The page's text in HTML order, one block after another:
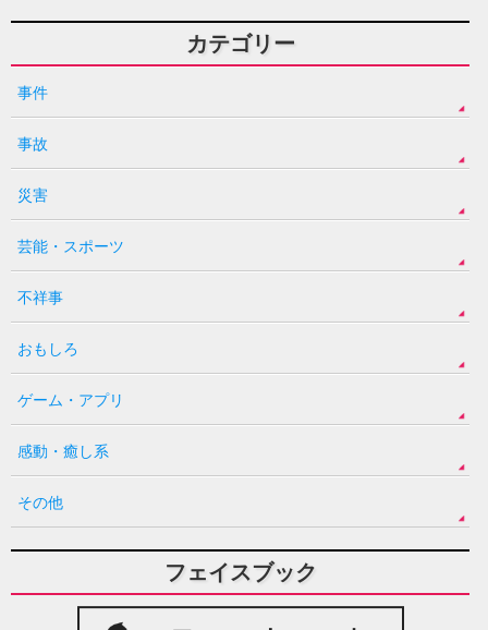
カテゴリー
事件
事故
災害
芸能・スポーツ
不祥事
おもしろ
ゲーム・アプリ
感動・癒し系
その他
フェイスブック